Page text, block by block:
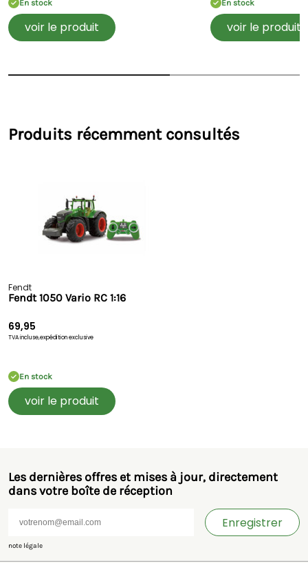
En stock
voir le produit
En stock
voir le produit
Produits récemment consultés
Fendt
Fendt 1050 Vario RC 1:16
69,95
TVA incluse,expédition exclusive
En stock
voir le produit
Les dernières offres et mises à jour, directement
dans votre boîte de réception
Enregistrer
note légale